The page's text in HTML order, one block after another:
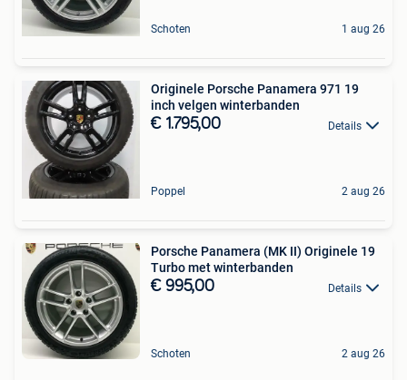
Schoten 1 aug 26
Originele Porsche Panamera 971 19
inch velgen winterbanden
€ 1.795,00 Details
Poppel 2 aug 26
Porsche Panamera (MK II) Originele 19
Turbo met winterbanden
€ 995,00 Details
Schoten 2 aug 26